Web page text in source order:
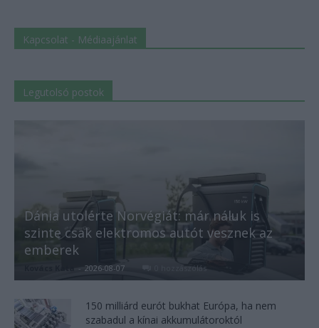
Kapcsolat - Médiaajánlat
Legutolsó postok
Dánia utolérte Norvégiát: már náluk is
szinte csak elektromos autót vesznek az
emberek
- 2026-08-07 0 hozzászólás
150 milliárd eurót bukhat Európa, ha nem
szabadul a kínai akkumulátoroktól